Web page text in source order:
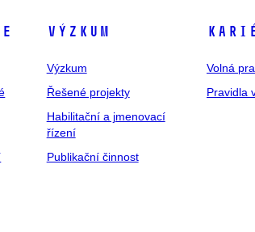
Výzkum
Výzkum
Řešené projekty
Habilitační a jmenovací
řízení
Publikační činnost
Volná
Pravidla